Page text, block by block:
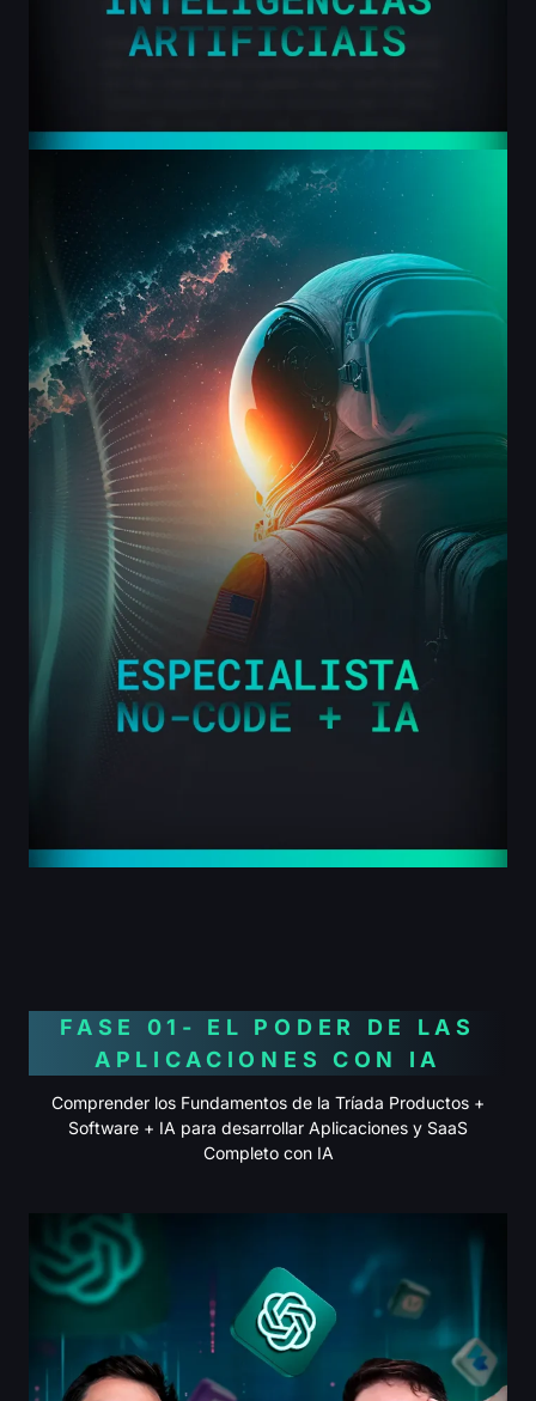
FASE 01- EL PODER DE LAS
APLICACIONES CON IA
Comprender los Fundamentos de la Tríada Productos +
Software + IA para desarrollar Aplicaciones y SaaS
Completo con IA